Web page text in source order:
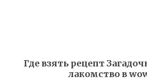
Где взять рецепт
лакомство в